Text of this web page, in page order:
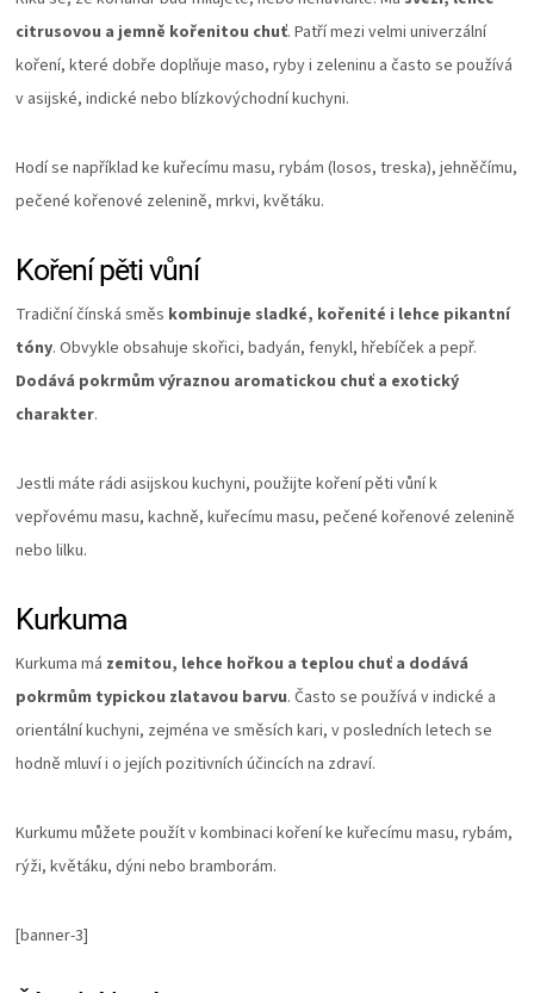
citrusovou a jemně kořenitou chuť. Patří mezi velmi univerzální
koření, které dobře doplňuje maso, ryby i zeleninu a často se používá
v asijské, indické nebo blízkovýchodní kuchyni.
Hodí se například ke kuřecímu masu, rybám (losos, treska), jehněčímu,
pečené kořenové zelenině, mrkvi, květáku.
Koření pěti vůní
Tradiční čínská směs kombinuje sladké, kořenité i lehce pikantní
tóny. Obvykle obsahuje skořici, badyán, fenykl, hřebíček a pepř.
Dodává pokrmům výraznou aromatickou chuť a exotický
charakter.
Jestli máte rádi asijskou kuchyni, použijte koření pěti vůní k
vepřovému masu, kachně, kuřecímu masu, pečené kořenové zelenině
nebo lilku.
Kurkuma
Kurkuma má zemitou, lehce hořkou a teplou chuť a dodává
pokrmům typickou zlatavou barvu. Často se používá v indické a
orientální kuchyni, zejména ve směsích kari, v posledních letech se
hodně mluví i o jejích pozitivních účincích na zdraví.
Kurkumu můžete použít v kombinaci koření ke kuřecímu masu, rybám,
rýži, květáku, dýni nebo bramborám.
[banner-3]